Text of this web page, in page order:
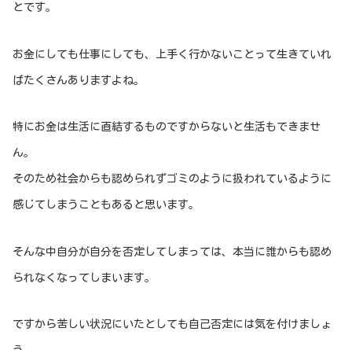
とです。
お金にしても仕事にしても、上手く行かないことって生きていれ
ばたくさんありますよね。
特にお金は生活に直結するものですからないと生活もできませ
ん。
そのため社会からも認められずゴミのように扱われているように
感じてしまうこともあると思います。
そんな中自分が自分を否定してしまっては、本当に誰からも認め
られなくなってしまいます。
ですから苦しい状況にいたとしても自己否定には気を付けましょ